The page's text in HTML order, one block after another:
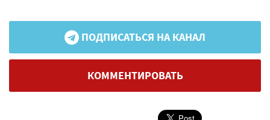
ПОДПИСАТЬСЯ НА КАНАЛ
КОММЕНТИРОВАТЬ